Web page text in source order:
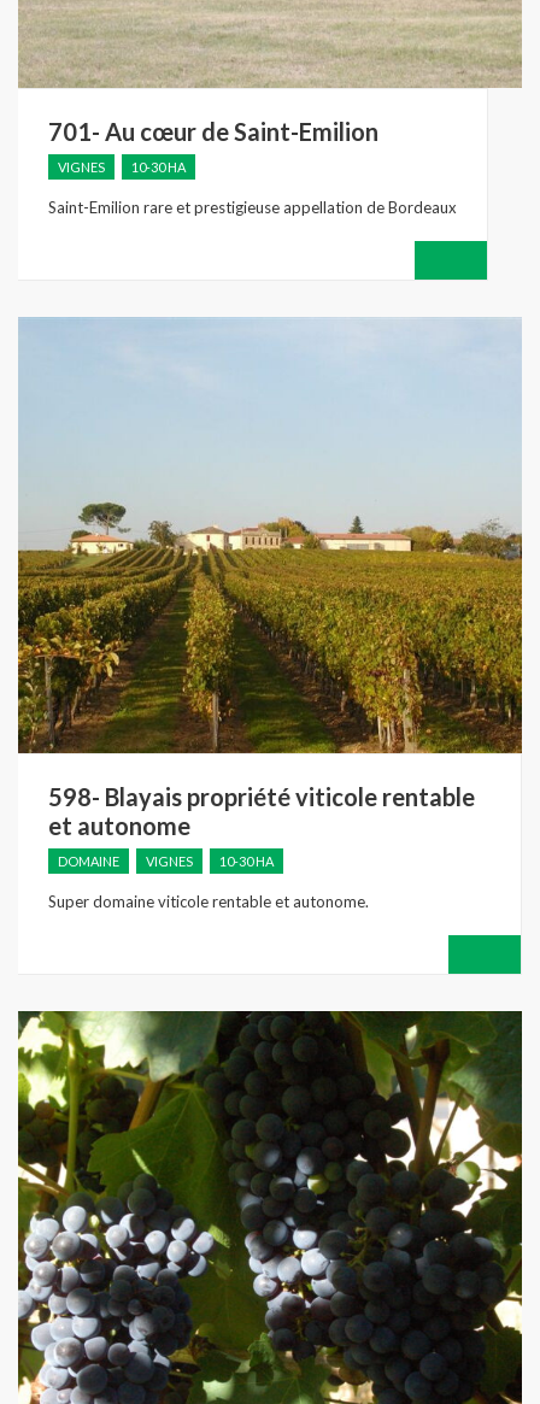
701- Au cœur de Saint-Emilion
VIGNES 10-30 HA
Saint-Emilion rare et prestigieuse appellation de Bordeaux
598- Blayais propriété viticole rentable
et autonome
DOMAINE VIGNES 10-30 HA
Super domaine viticole rentable et autonome.